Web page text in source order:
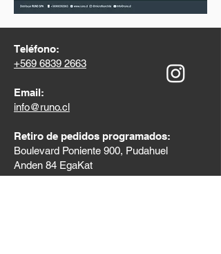
Teléfono:
+569 6839 2663
Email:
info@runo.cl
Retiro de pedidos programados:
Boulevard Poniente 900, Pudahuel
Anden 84 EgaKat